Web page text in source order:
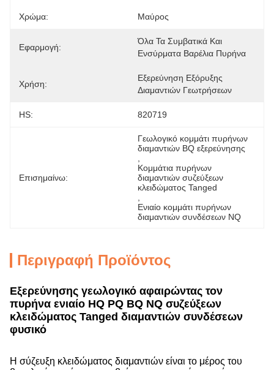
Χρώμα: Μαύρος
Εφαρμογή:
Όλα Τα Συμβατικά Και
Ενσύρματα Βαρέλια Πυρήνα
Χρήση:
Εξερεύνηση Εξόρυξης
Διαμαντιών Γεωτρήσεων
HS: 820719
Επισημαίνω:
Γεωλογικό κομμάτι πυρήνων
διαμαντιών BQ εξερεύνησης
Κομμάτια πυρήνων
διαμαντιών συζεύξεων
κλειδώματος Tanged
Ενιαίο κομμάτι πυρήνων
διαμαντιών συνδέσεων NQ
Περιγραφή Προϊόντος
Εξερεύνησης γεωλογικό αφαιρώντας τον
πυρήνα ενιαίο HQ PQ BQ NQ συζεύξεων
κλειδώματος Tanged διαμαντιών συνδέσεων
φυσικό
Η σύζευξη κλειδώματος διαμαντιών είναι το μέρος του